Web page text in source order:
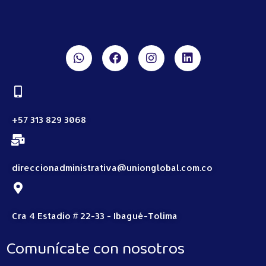
+57 313 829 3068
direccionadministrativa@unionglobal.com.co
Cra 4 Estadio # 22-33 - Ibagué-Tolima
Comunícate con nosotros